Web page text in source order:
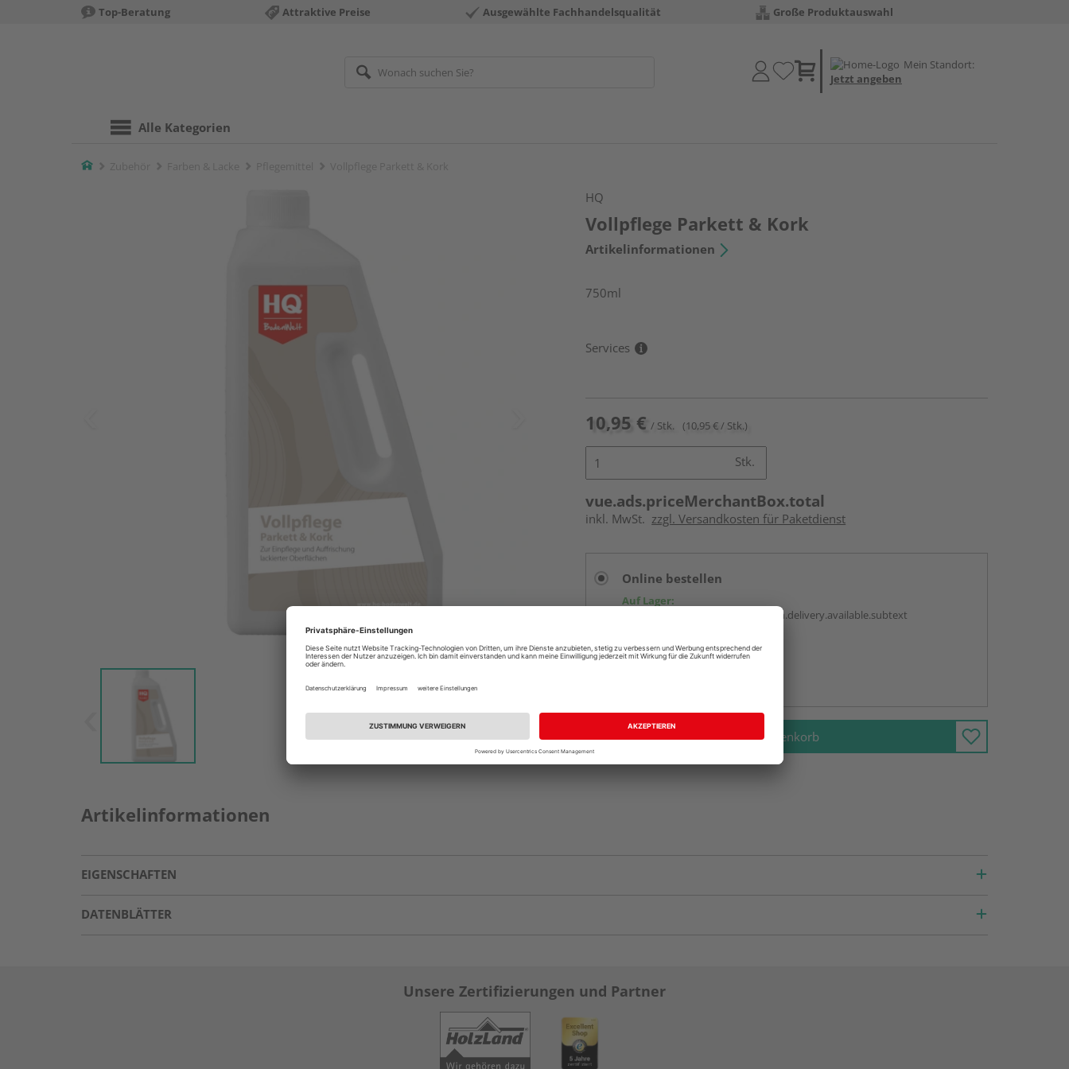
Top-Beratung Attraktive Preise Ausgewählte Fachhandelsqualität Große Produktauswahl
Mein Standort:
Jetzt angeben
Alle Kategorien
Home
HQ
Vollpflege Parkett & Kork
Artikelinformationen
750ml
Services
10,95 € / Stk. (10,95 € / Stk.)
Stk.
vue.ads.priceMerchantBox.total
inkl. MwSt. zzgl. Versandkosten für Paketdienst
Online bestellen
Auf Lager:
vue.ads.priceMerchantBox.option.delivery.available.subtext
Beim Händler abholen
In den Warenkorb
Artikelinformationen
EIGENSCHAFTEN
DATENBLÄTTER
Unsere Zertifizierungen und Partner